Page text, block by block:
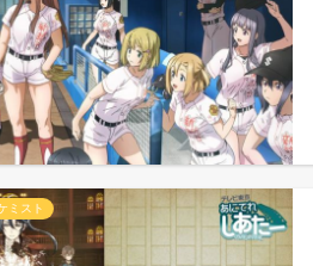
ミスト